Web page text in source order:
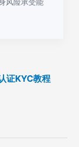
风险承受能
证KYC教程